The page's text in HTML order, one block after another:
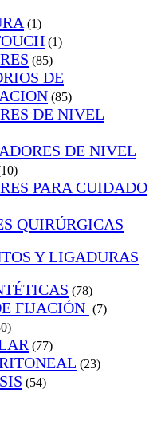
(1)
(1)
(85)
DE
(85)
DE NIVEL
DE NIVEL
PARA CUIDADO
QUIRÚRGICAS
Y LIGADURAS
(78)
FIJACIÓN (7)
(77)
(23)
(54)